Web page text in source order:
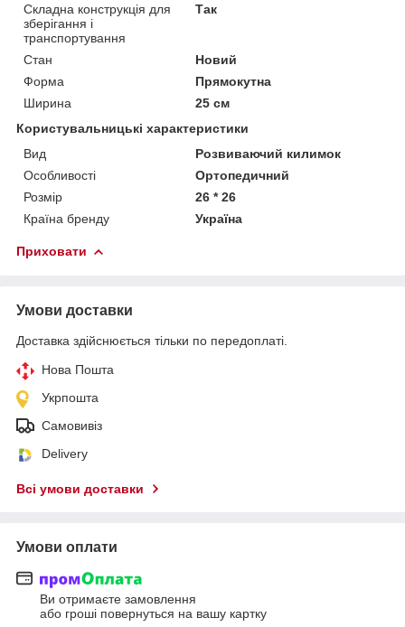
Складна конструкція для
зберігання і
транспортування
Так
Стан
Новий
Форма
Прямокутна
Ширина
25 см
Користувальницькі характеристики
Вид
Розвиваючий килимок
Особливості
Ортопедичний
Розмір
26 * 26
Країна бренду
Україна
Приховати
Умови доставки
Доставка здійснюється тільки по передоплаті.
Нова Пошта
Укрпошта
Самовивіз
Delivery
Всі умови доставки
Умови оплати
Ви отримаєте замовлення
або гроші повернуться на вашу картку